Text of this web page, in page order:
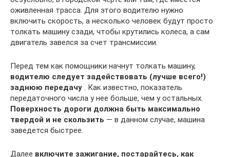
оживленная трасса. Для этого водителю нужно
включить скорость, а несколько человек будут просто
толкать машину сзади, чтобы крутились колеса, а сам
двигатель завелся за счет трансмиссии.
Перед тем как помощники начнут толкать машину,
водителю следует задействовать (лучше всего!)
заднюю передачу . Как известно, показатель
передаточного числа у нее больше, чем у остальных.
Поверхность дороги должна быть максимально
твердой и не скользить — в данном случае, машина
заведется быстрее.
Далее включите зажигание, постарайтесь, как